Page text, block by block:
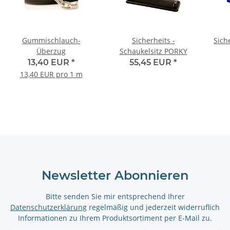
Gummischlauch-
Überzug
13,40 EUR *
13,40 EUR pro 1 m
Sicherheits -
Schaukelsitz PORKY
55,45 EUR *
Newsletter Abonnieren
Bitte senden Sie mir entsprechend Ihrer
Datenschutzerklärung regelmäßig und jederzeit widerruflich
Informationen zu Ihrem Produktsortiment per E-Mail zu.